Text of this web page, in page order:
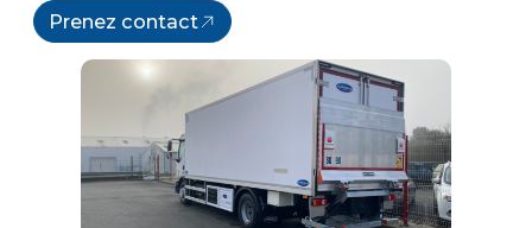
Prenez contact